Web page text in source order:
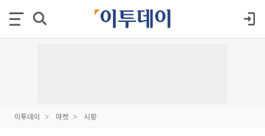
이투데이 마켓 시황